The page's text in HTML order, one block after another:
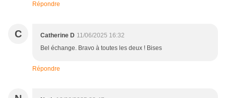
Répondre
C Catherine D 11/06/2025 16:32
Bel échange. Bravo à toutes les deux ! Bises
Répondre